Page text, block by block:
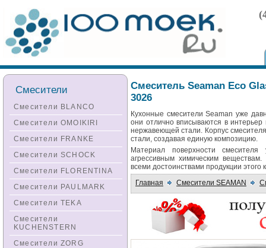
Смеситель Seaman Eco
3026
Кухонные смесители Seaman уже
они отлично вписываются в интерьер
нержавеющей стали. Корпус
стали, создавая единую композицию.
Материал поверхности
агрессивным химическим
всеми достоинствами продукции этого
Главная
Смесители SEAMAN
Смесители
Смесители BLANCO
Смесители OMOIKIRI
Смесители FRANKE
Смесители SCHOCK
Смесители FLORENTINA
Смесители PAULMARK
Смесители TEKA
Смесители
KUCHENSTERN
Смесители ZORG